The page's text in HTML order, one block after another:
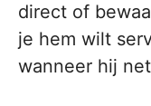
direct of
je hem wilt
wanneer hij